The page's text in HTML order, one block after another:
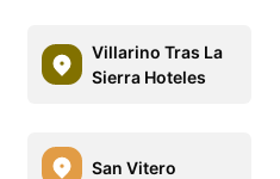
Villarino Tras La
Sierra Hoteles
San Vitero